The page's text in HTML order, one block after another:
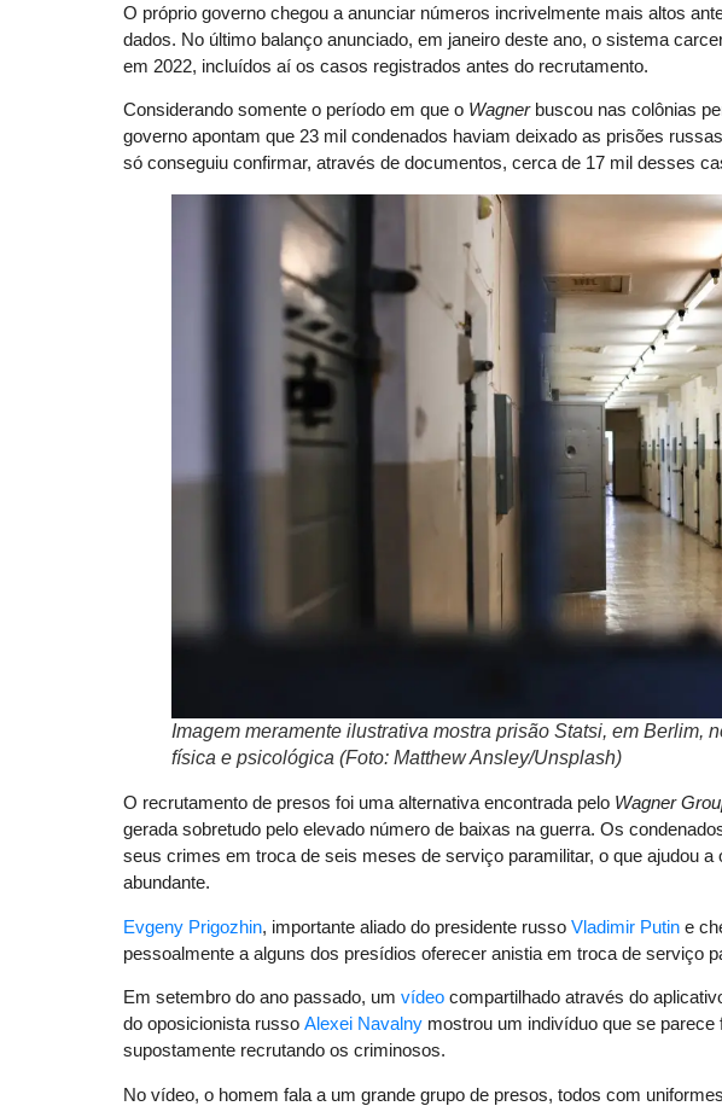
O próprio governo chegou a anunciar números incrivelmente mais altos
dados. No último balanço anunciado, em janeiro deste ano, o sistema
em 2022, incluídos aí os casos registrados antes do recrutamento.
Considerando somente o período em que o Wagnerbuscou nas colônias
governo apontam que 23 mil condenados haviam deixado as prisões
só conseguiu confirmar, através de documentos, cerca de 17 mil desses
Imagem meramente ilustrativa mostra prisão Statsi, em Berlim,
física e psicológica (Foto: Matthew Ansley/Unsplash)
O recrutamento de presos foi uma alternativa encontrada pelo Wagner
gerada sobretudo pelo elevado número de baixas na guerra. Os
seus crimes em troca de seis meses de serviço paramilitar, o que ajudou a
abundante.
Evgeny Prigozhin, importante aliado do presidente russo Vladimir Putin e
pessoalmente a alguns dos presídios oferecer anistia em troca de serviço
Em setembro do ano passado, um vídeo compartilhado através do
do oposicionista russo Alexei Navalny mostrou um indivíduo que se
supostamente recrutando os criminosos.
No vídeo, o homem fala a um grande grupo de presos, todos com